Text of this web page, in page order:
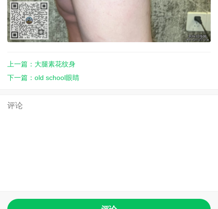
上一篇：大腿素花纹身
下一篇：old school眼睛